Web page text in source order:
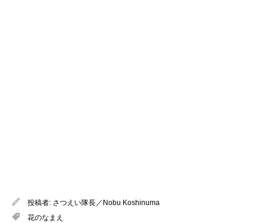
投稿者: さつえい隊長／Nobu Koshinuma
花のなまえ